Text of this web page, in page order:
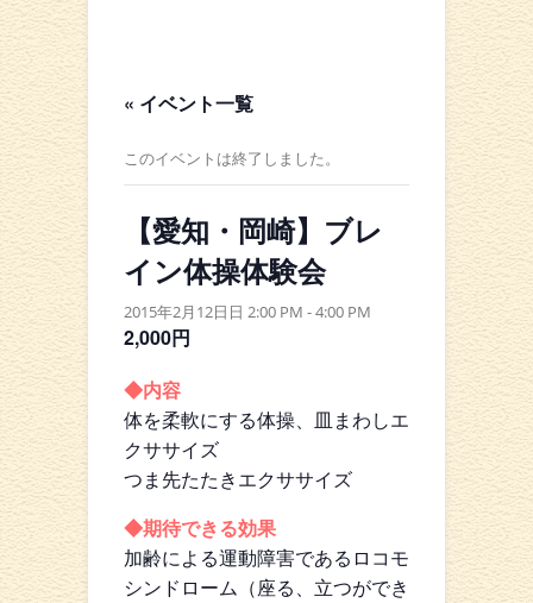
« イベント一覧
このイベントは終了しました。
【愛知・岡崎】ブレ
イン体操体験会
2015年2月12日日 2:00 PM -4:00 PM
2,000円
◆内容
体を柔軟にする体操、皿まわしエ
クササイズ
つま先たたきエクササイズ
◆期待できる効果
加齢による運動障害であるロコモ
シンドローム（座る、立つができ